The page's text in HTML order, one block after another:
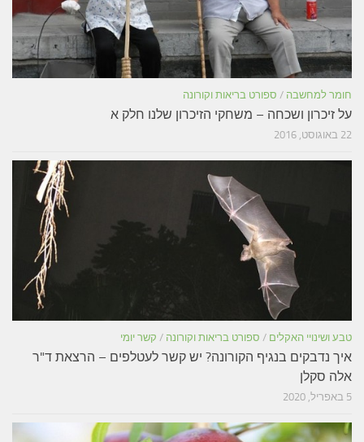
חומר למחשבה / ספורט בריאות וקורונה
על זיכרון ושכחה – משחקי הזיכרון שלנו חלק א
22 באוגוסט, 2016
טבע ושינויי האקלים / ספורט בריאות וקורונה / קשר יומי
איך נדבקים בנגיף הקורונה? יש קשר לעטלפים – הרצאת ד"ר
אלה סקלן
5 באפריל, 2020